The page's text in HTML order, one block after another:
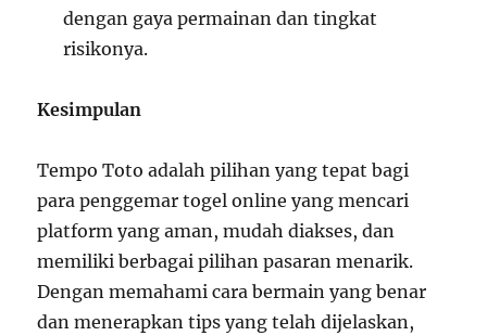
dengan gaya permainan dan tingkat
risikonya.
Kesimpulan
Tempo Toto adalah pilihan yang tepat bagi
para penggemar togel online yang mencari
platform yang aman, mudah diakses, dan
memiliki berbagai pilihan pasaran menarik.
Dengan memahami cara bermain yang benar
dan menerapkan tips yang telah dijelaskan,